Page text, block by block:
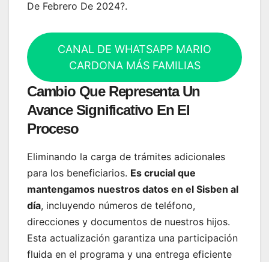
De Febrero De 2024?.
CANAL DE WHATSAPP MARIO
CARDONA MÁS FAMILIAS
Cambio Que Representa Un
Avance Significativo En El
Proceso
Eliminando la carga de trámites adicionales
para los beneficiarios. Es crucial que
mantengamos nuestros datos en el Sisben al
día, incluyendo números de teléfono,
direcciones y documentos de nuestros hijos.
Esta actualización garantiza una participación
fluida en el programa y una entrega eficiente